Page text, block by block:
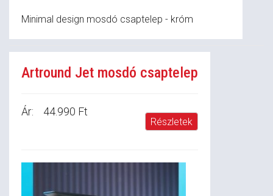
Minimal design mosdó csaptelep - króm
Artround Jet mosdó csaptelep
Ár: 44.990 Ft
Részletek